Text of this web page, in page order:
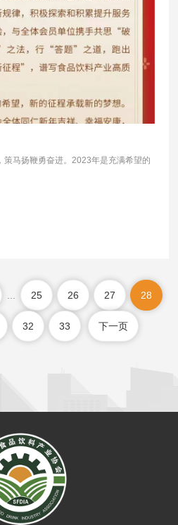
策马扬鞭勇奋进。2023年是充满希望的
... 25 26 27 28
32 33 下一页